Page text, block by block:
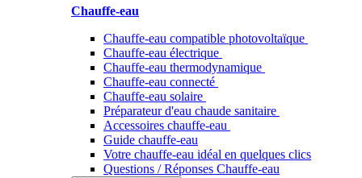
Chauffe-eau
Chauffe-eau compatible photovoltaïque
Chauffe-eau électrique
Chauffe-eau thermodynamique
Chauffe-eau connecté
Chauffe-eau solaire
Préparateur d'eau chaude sanitaire
Accessoires chauffe-eau
Guide chauffe-eau
Votre chauffe-eau idéal en quelques clics
Questions / Réponses Chauffe-eau